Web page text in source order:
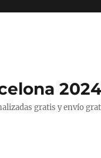
gratis y envío